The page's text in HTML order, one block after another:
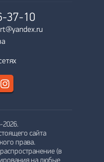
37-10
сайта
права.
(в
на любые